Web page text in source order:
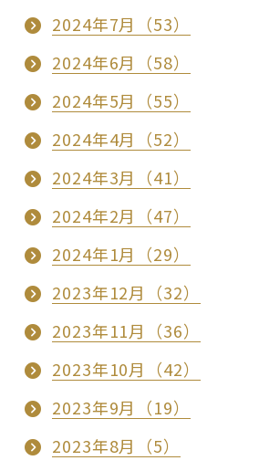
2024年7月（53）
2024年6月（58）
2024年5月（55）
2024年4月（52）
2024年3月（41）
2024年2月（47）
2024年1月（29）
2023年12月（32）
2023年11月（36）
2023年10月（42）
2023年9月（19）
2023年8月（5）